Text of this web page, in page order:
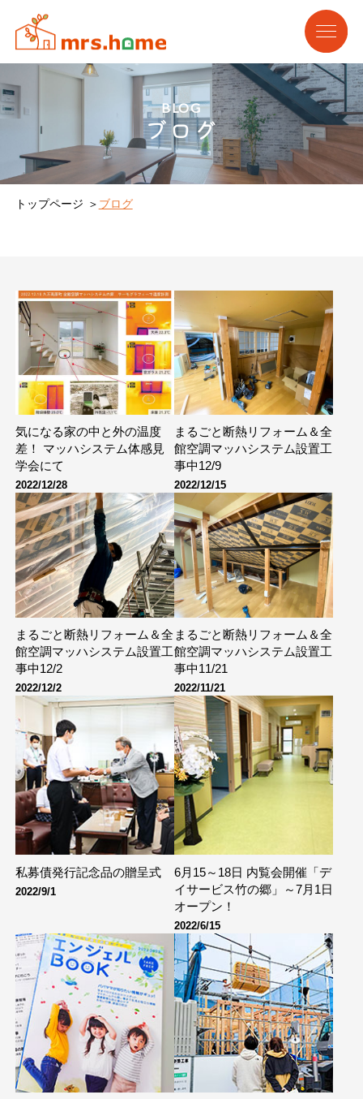
BLOG
ブログ
トップページ ブログ
気になる家の中と外の温度
差！ マッハシステム体感見
学会にて
2022/12/28
まるごと断熱リフォーム＆全
館空調マッハシステム設置工
事中12/9
2022/12/15
まるごと断熱リフォーム＆全
館空調マッハシステム設置工
事中12/2
2022/12/2
まるごと断熱リフォーム＆全
館空調マッハシステム設置工
事中11/21
2022/11/21
私募債発行記念品の贈呈式
2022/9/1
6月15～18日 内覧会開催「デ
イサービス竹の郷」～7月1日
オープン！
2022/6/15